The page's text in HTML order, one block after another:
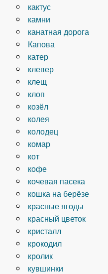
кактус
камни
канатная дорога
Капова
катер
клевер
клещ
клоп
козёл
колея
колодец
комар
кот
кофе
кочевая пасека
кошка на берёзе
красные ягоды
красный цветок
кристалл
крокодил
кролик
кувшинки